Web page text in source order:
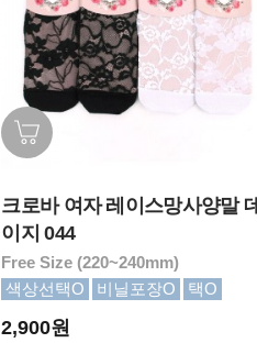
크로바 여자 레이스망사양말 데
이지 044
Free Size (220~240mm)
색상선택O
비닐포장O 택O
2,900원